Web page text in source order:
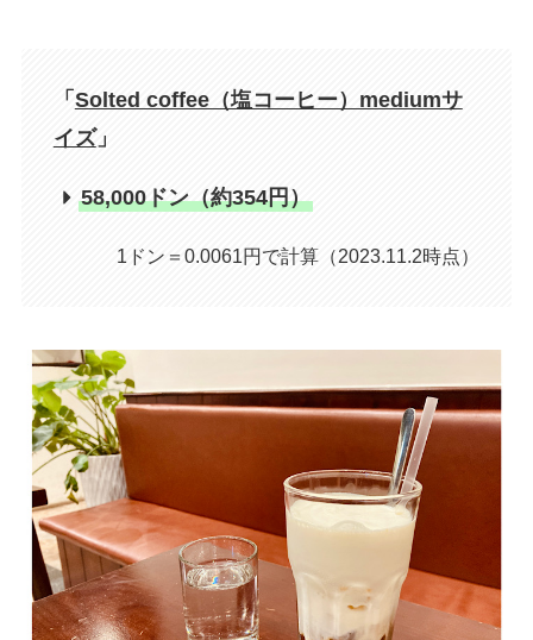
「 Solted coffee（塩コーヒー）mediumサ
イズ」
58,000ドン（約354円）
1ドン＝0.0061円で計算（2023.11.2時点）